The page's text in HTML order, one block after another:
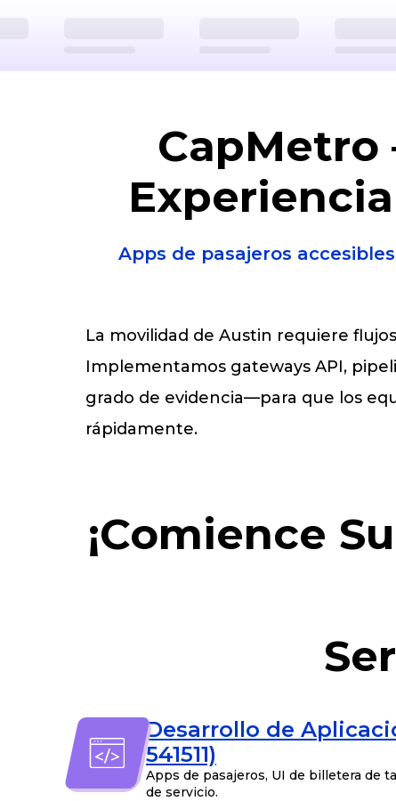
Apps de pasajeros
La movilidad de Austin requiere
Implementamos gateways API,
grado de evidencia—para que los
rápidamente.
¡Comience
Desarrollo de
541511)
Apps de pasajeros, UI de billetera de
de servicio.